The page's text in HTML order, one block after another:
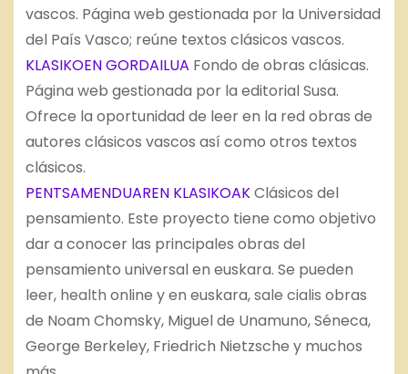
vascos. Página web gestionada por la Universidad
del País Vasco; reúne textos clásicos vascos.
KLASIKOEN GORDAILUA Fondo de obras clásicas.
Página web gestionada por la editorial Susa.
Ofrece la oportunidad de leer en la red obras de
autores clásicos vascos así como otros textos
clásicos.
PENTSAMENDUAREN KLASIKOAKClásicos del
pensamiento. Este proyecto tiene como objetivo
dar a conocer las principales obras del
pensamiento universal en euskara. Se pueden
leer, health online y en euskara,sale cialis obras
de Noam Chomsky, Miguel de Unamuno, Séneca,
George Berkeley, Friedrich Nietzsche y muchos